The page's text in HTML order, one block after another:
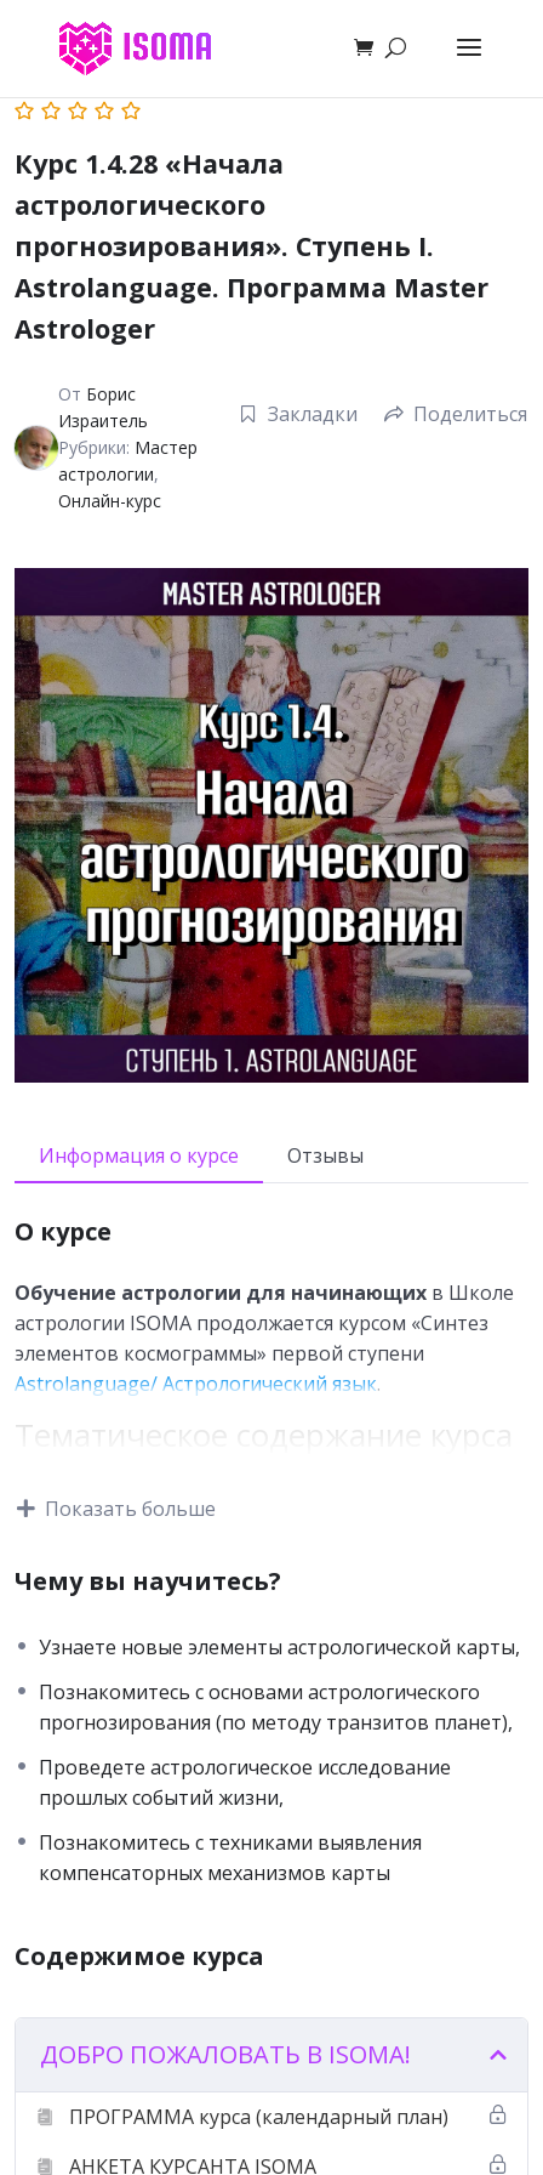
Курс 1.4.28 «Начала
астрологического
прогнозирования». Ступень I.
Astrolanguage. Программа Master
Astrologer
От Борис
Израитель
Рубрики: Мастер
астрологии,
Онлайн-курс
Закладки Поделиться
Информация о курсе Отзывы
О курсе
Обучение астрологии для начинающих в Школе
астрологии ISOMA продолжается курсом «Синтез
элементов космограммы» первой ступени
Astrolanguage/ Астрологический язык.
Тематическое содержание курса
прогнозирования»
✵ Введение в прогностическую астрологию
✵ Транзиты и порядок работы с ними
✵ Прогноз и ретрогноз по транзитам планет
✵ Прогноз и Затмения
✵ Возвращения планет
✵ Фракталы Зодиака
✵ Сожженный Путь
✵ Планеты без курса
✵ Запредельные планеты
✵ Астероиды в Астрологии
✵ Расчётные точки карты. Парс Фортуны
✵ Точки и зоны компенсации в карте
Обучение астрологии для
начинающих в курсе «Начала
астрологического
Показать больше
Чему вы научитесь?
Узнаете новые элементы астрологической карты,
Познакомитесь с основами астрологического
прогнозирования (по методу транзитов планет),
Проведете астрологическое исследование
прошлых событий жизни,
Познакомитесь с техниками выявления
компенсаторных механизмов карты
Содержимое курса
ДОБРО ПОЖАЛОВАТЬ В ISOMA!
ПРОГРАММА курса (календарный план)
АНКЕТА КУРСАНТА ISOMA